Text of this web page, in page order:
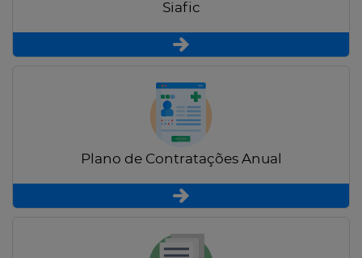
Siafic
Plano de Contratações Anual